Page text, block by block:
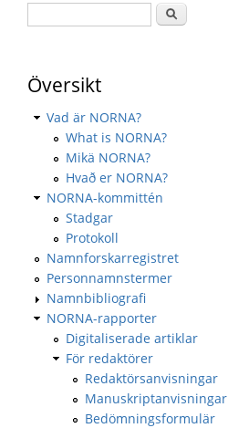
Översikt
Vad är NORNA?
What is NORNA?
Mikä NORNA?
Hvað er NORNA?
NORNA-kommittén
Stadgar
Protokoll
Namnforskarregistret
Personnamnstermer
Namnbibliografi
NORNA-rapporter
Digitaliserade artiklar
För redaktörer
Redaktörsanvisningar
Manuskriptanvisningar
Bedömningsformulär